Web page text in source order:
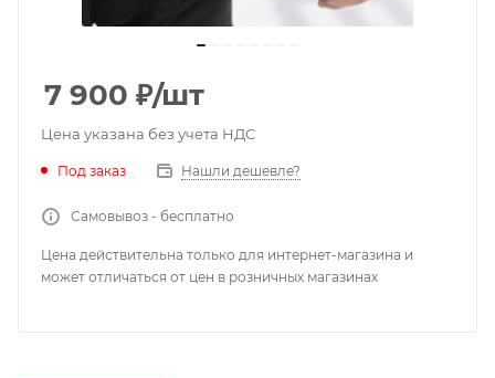
7 900 ₽/шт
Цена указана без учета НДС
Под заказ Нашли дешевле?
Самовывоз - бесплатно
Цена действительна только для интернет-магазина и
может отличаться от цен в розничных магазинах